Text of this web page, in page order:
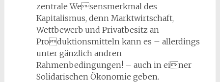
zentrale Wesensmerkmal des
Kapitalismus, denn Marktwirtschaft,
Wettbewerb und Privatbesitz an
Produktionsmitteln kann es – allerdings
unter gänzlich andren
Rahmenbedingungen! – auch in einer
Solidarischen Ökonomie geben.